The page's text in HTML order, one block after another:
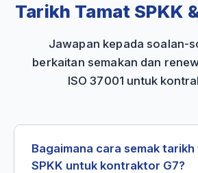
Tarikh Tamat SPKK
Jawapan kepada soalan-
berkaitan semakan dan
ISO 37001 untuk
Bagaimana cara semak
SPKK untuk kontraktor G7?